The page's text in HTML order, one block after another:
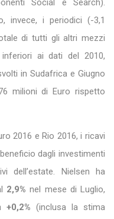
Social e Search).
invece, i periodici (-3,1
di tutti gli altri mezzi
ai dati del 2010,
in Sudafrica e Giugno
milioni di Euro rispetto
2016 e Rio 2016, i ricavi
dagli investimenti
dell’estate. Nielsen ha
2,9% nel mese di Luglio,
+0,2% (inclusa la stima